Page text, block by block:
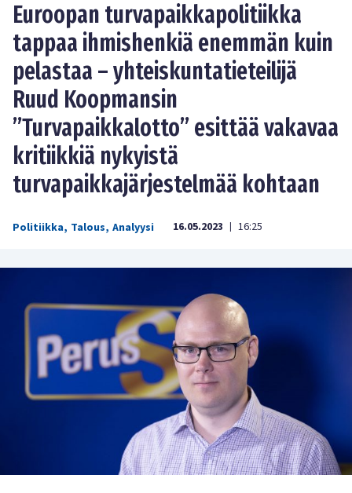
Euroopan turvapaikkapolitiikka
tappaa ihmishenkiä enemmän kuin
pelastaa – yhteiskuntatieteilijä
Ruud Koopmansin
”Turvapaikkalotto” esittää vakavaa
kritiikkiä nykyistä
turvapaikkajärjestelmää kohtaan
Politiikka, Talous, Analyysi 16.05.2023 | 16:25